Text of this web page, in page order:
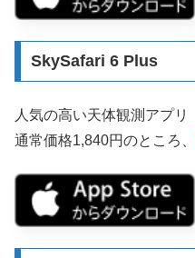
SkySafari 6 Plus
人気の高い天体観測アプリ
通常価格1,840円のところ、